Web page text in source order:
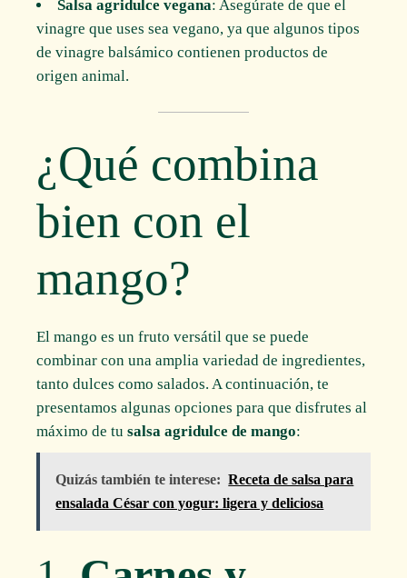
Salsa agridulce vegana: Asegúrate de que el
vinagre que uses sea vegano, ya que algunos tipos
de vinagre balsámico contienen productos de
origen animal.
¿Qué combina
bien con el
mango?
El mango es un fruto versátil que se puede
combinar con una amplia variedad de ingredientes,
tanto dulces como salados. A continuación, te
presentamos algunas opciones para que disfrutes al
máximo de tusalsa agridulce de mango:
Quizás también te interese: Receta de salsa para
ensalada César con yogur: ligera y deliciosa